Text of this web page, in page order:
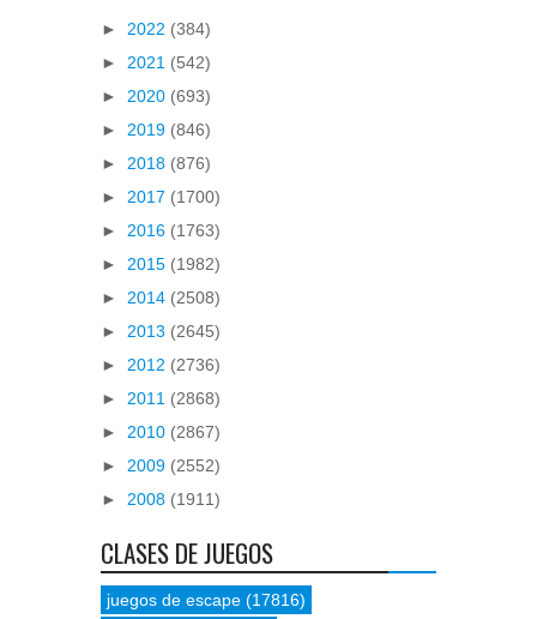
► 2022 (384)
► 2021 (542)
► 2020 (693)
► 2019 (846)
► 2018 (876)
► 2017 (1700)
► 2016 (1763)
► 2015 (1982)
► 2014 (2508)
► 2013 (2645)
► 2012 (2736)
► 2011 (2868)
► 2010 (2867)
► 2009 (2552)
► 2008 (1911)
CLASES DE JUEGOS
juegos de escape (17816)